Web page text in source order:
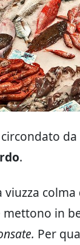
.
in
Per